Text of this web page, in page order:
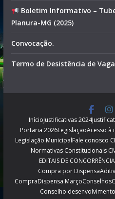
Boletim Informativo –
Planura-MG (2025)
Convocação.
Termo de Desistência de Vaga
InícioJustificativas 2024
Portaria 2026LegislaçãoAcesso à
Legislação MunicipalFale conosco
Normativas Constitucionais
EDITAIS DE CONCORRÊNCIA
Compra por Dispensa
CompraDispensa MarçoConselhos
Conselho